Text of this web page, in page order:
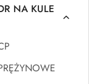
NA KULE